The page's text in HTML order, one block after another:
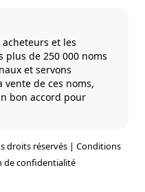
et les
plus de 250 000 noms
et servons
de ces noms,
bon accord pour
droits réservés | Conditions
de confidentialité